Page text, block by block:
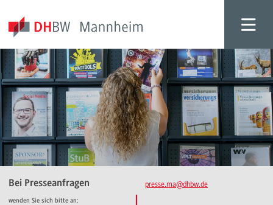
Bei Presseanfragen
wenden Sie sich bitte an:
presse.ma@dhbw.de